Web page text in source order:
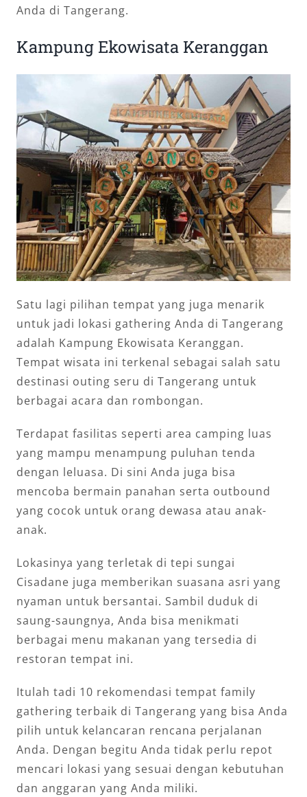
Anda di Tangerang.
Kampung Ekowisata Keranggan
Satu lagi pilihan tempat yang juga menarik
untuk jadi lokasi gathering Anda di Tangerang
adalah Kampung Ekowisata Keranggan.
Tempat wisata ini terkenal sebagai salah satu
destinasi outing seru di Tangerang untuk
berbagai acara dan rombongan.
Terdapat fasilitas seperti area camping luas
yang mampu menampung puluhan tenda
dengan leluasa. Di sini Anda juga bisa
mencoba bermain panahan serta outbound
yang cocok untuk orang dewasa atau anak-
anak.
Lokasinya yang terletak di tepi sungai
Cisadane juga memberikan suasana asri yang
nyaman untuk bersantai. Sambil duduk di
saung-saungnya, Anda bisa menikmati
berbagai menu makanan yang tersedia di
restoran tempat ini.
Itulah tadi 10 rekomendasi tempat family
gathering terbaik di Tangerang yang bisa Anda
pilih untuk kelancaran rencana perjalanan
Anda. Dengan begitu Anda tidak perlu repot
mencari lokasi yang sesuai dengan kebutuhan
dan anggaran yang Anda miliki.